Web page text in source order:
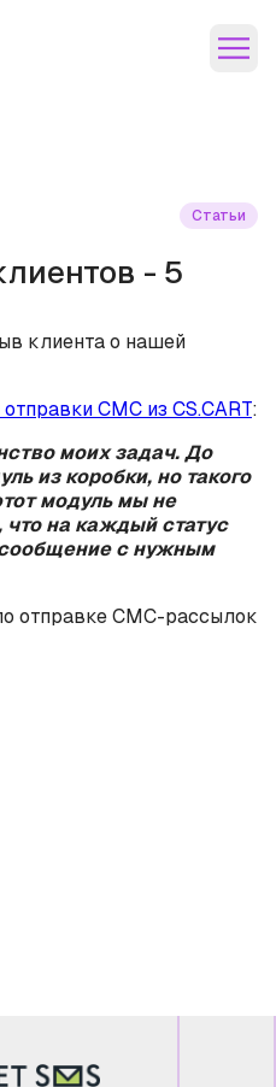
Статьи
- 5
клиента о нашей
СМС из CS.CART:
моих задач. До
из коробки, но такого
модуль мы не
на каждый статус
с нужным